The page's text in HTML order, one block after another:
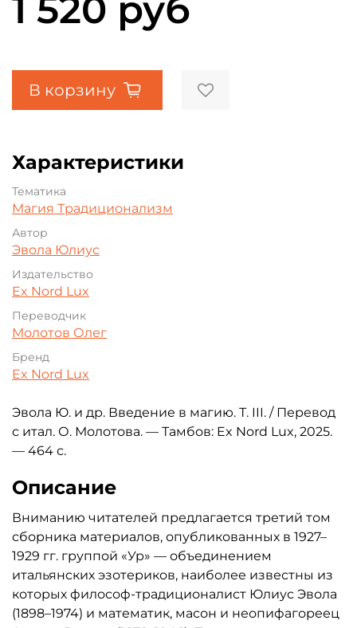
1 520 руб
В корзину
Характеристики
Тематика
Магия Традиционализм
Автор
Эвола Юлиус
Издательство
Ex Nord Lux
Переводчик
Молотов Олег
Бренд
Ex Nord Lux
Эвола Ю. и др. Введение в магию. Т. III. / Перевод
с итал. О. Молотова. — Тамбов: Ex Nord Lux, 2025.
— 464 с.
Описание
Вниманию читателей предлагается третий том
сборника материалов, опубликованных в 1927–
1929 гг. группой «Ур» — объединением
итальянских эзотериков, наиболее известны из
которых философ-традиционалист Юлиус Эвола
(1898–1974) и математик, масон и неопифагореец